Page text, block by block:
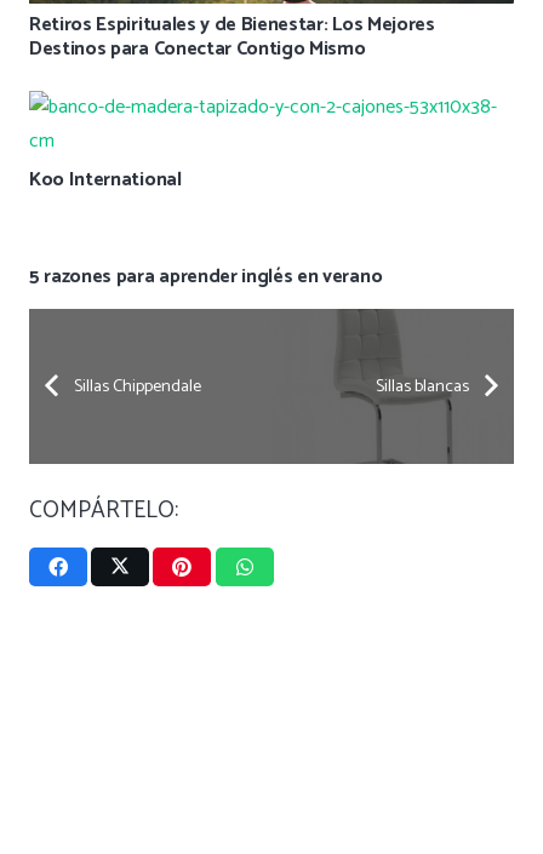
Retiros Espirituales y de Bienestar: Los Mejores
Destinos para Conectar Contigo Mismo
Koo International
5 razones para aprender inglés en verano
Sillas Chippendale Sillas blancas
COMPÁRTELO: